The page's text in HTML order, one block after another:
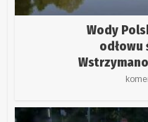
Wody
odłowu